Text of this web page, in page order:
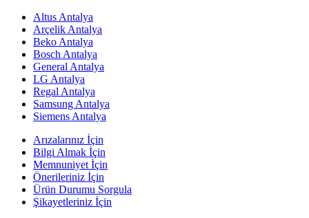
Altus Antalya
Arçelik Antalya
Beko Antalya
Bosch Antalya
General Antalya
LG Antalya
Regal Antalya
Samsung Antalya
Siemens Antalya
Arızalarınız İçin
Bilgi Almak İçin
Memnuniyet İçin
Önerileriniz İçin
Ürün Durumu Sorgula
Şikayetleriniz İçin